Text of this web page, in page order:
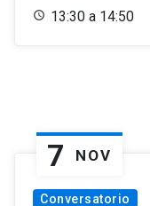
13:30 a 14:50
7 NOV
Conversatorio